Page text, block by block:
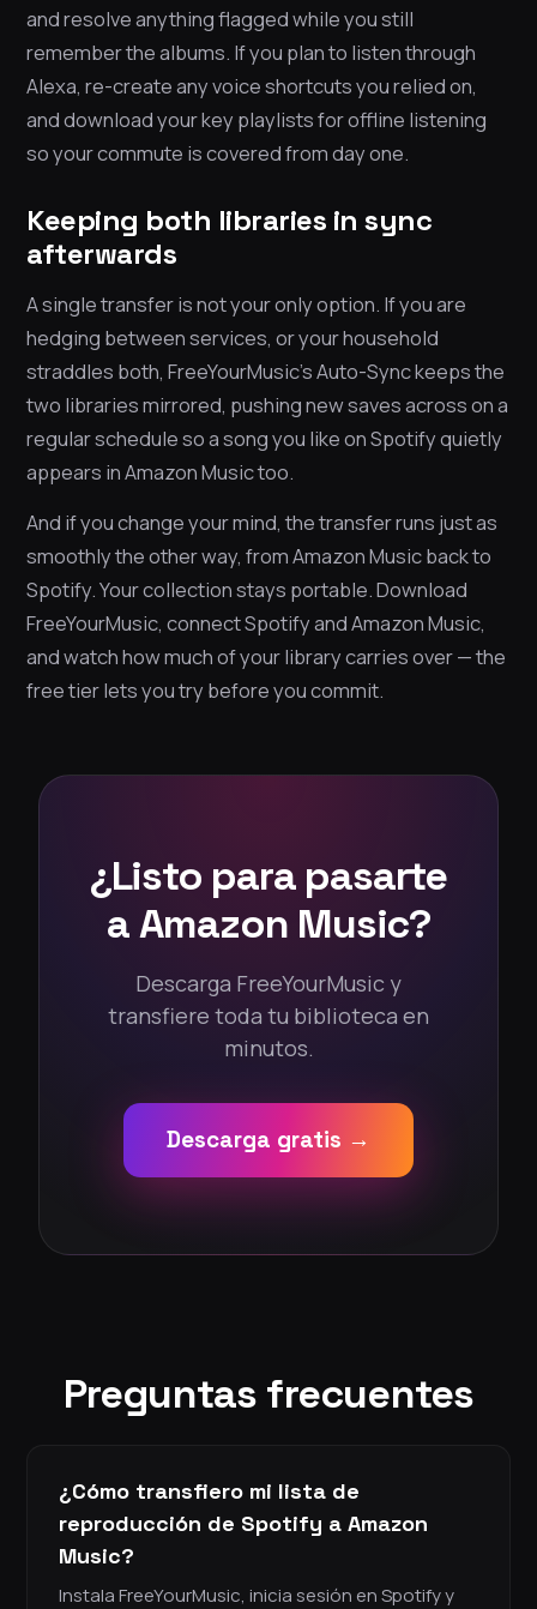
and resolve anything flagged while you still
remember the albums. If you plan to listen through
Alexa, re-create any voice shortcuts you relied on,
and download your key playlists for offline listening
so your commute is covered from day one.
Keeping both libraries in sync
afterwards
A single transfer is not your only option. If you are
hedging between services, or your household
straddles both, FreeYourMusic’s Auto-Sync keeps the
two libraries mirrored, pushing new saves across on a
regular schedule so a song you like on Spotify quietly
appears in Amazon Music too.
And if you change your mind, the transfer runs just as
smoothly the other way, from Amazon Music back to
Spotify. Your collection stays portable. Download
FreeYourMusic, connect Spotify and Amazon Music,
and watch how much of your library carries over — the
free tier lets you try before you commit.
¿Listo para pasarte
a Amazon Music?
Descarga FreeYourMusic y
transfiere toda tu biblioteca en
minutos.
Descarga gratis →
Preguntas frecuentes
¿Cómo transfiero mi lista de
reproducción de Spotify a Amazon
Music?
Instala FreeYourMusic, inicia sesión en Spotify y